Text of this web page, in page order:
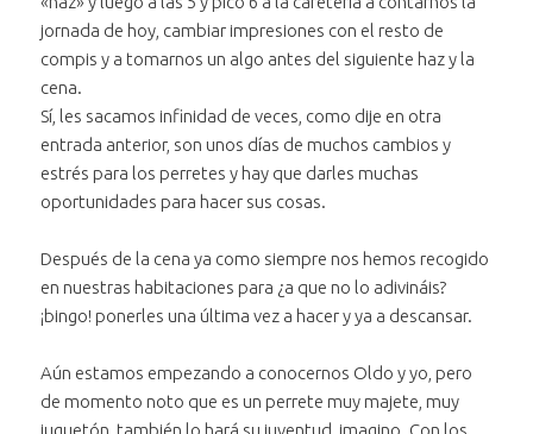
jornada de hoy, cambiar impresiones con el resto de
compis y a tomarnos un algo antes del siguiente haz y la
cena.
Sí, les sacamos infinidad de veces, como dije en otra
entrada anterior, son unos días de muchos cambios y
estrés para los perretes y hay que darles muchas
oportunidades para hacer sus cosas.
Después de la cena ya como siempre nos hemos recogido
en nuestras habitaciones para ¿a que no lo adivináis?
¡bingo! ponerles una última vez a hacer y ya a descansar.
Aún estamos empezando a conocernos Oldo y yo, pero
de momento noto que es un perrete muy majete, muy